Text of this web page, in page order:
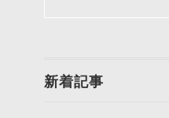
新着記事